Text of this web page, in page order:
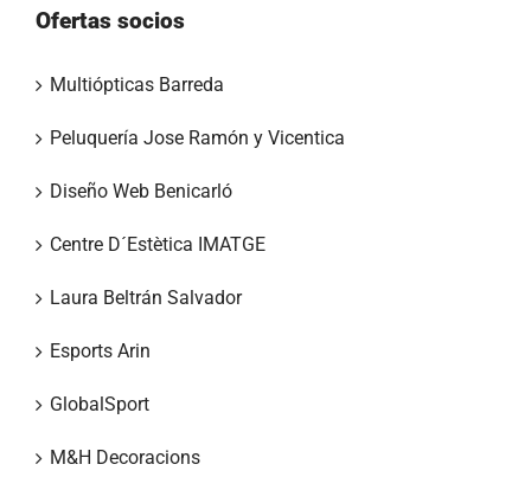
Ofertas socios
Multiópticas Barreda
Peluquería Jose Ramón y Vicentica
Diseño Web Benicarló
Centre D´Estètica IMATGE
Laura Beltrán Salvador
Esports Arin
GlobalSport
M&H Decoracions